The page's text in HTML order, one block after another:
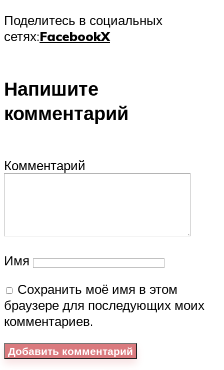
Поделитесь в социальных
сетях:FacebookX
Напишите
комментарий
Комментарий
Имя
Сохранить моё имя в этом
браузере для последующих моих
комментариев.